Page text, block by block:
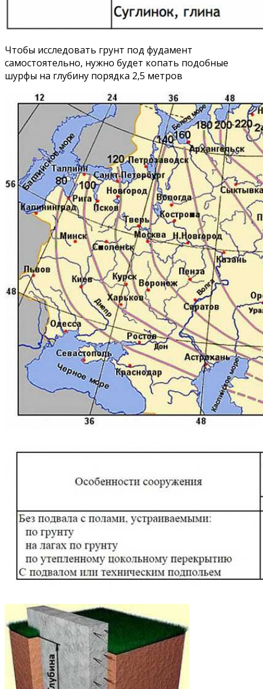
Чтобы исследовать грунт под фудамент
самостоятельно, нужно будет копать подобные
шурфы на глубину порядка 2,5 метров